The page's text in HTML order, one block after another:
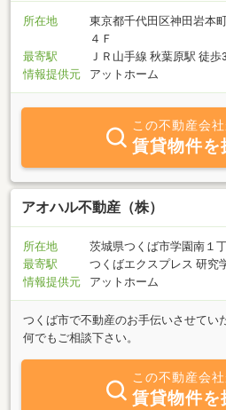
所在地
東京都千代田区神田岩本
４Ｆ
最寄駅
ＪＲ山手線 秋葉原駅 徒歩
情報提供元
アットホーム
この不動産会
賃貸物件を
アオハル不動産（株）
所在地
茨城県つくば市学園南１
最寄駅
つくばエクスプレス 研究
情報提供元
アットホーム
つくば市で不動産のお手伝いさせてい
何でもご相談下さい。
この不動産会
賃貸物件を